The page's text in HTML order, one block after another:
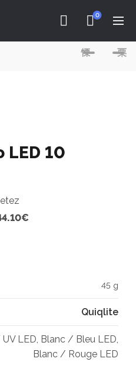
0
LED 10
45 g
Quiqlite
LED, Blanc / Bleu LED,
Blanc / Rouge LED